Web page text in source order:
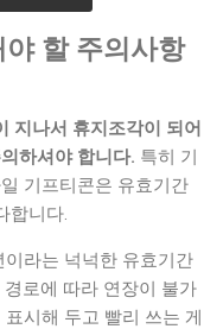
할 주의사항
지나서 휴지조각이 되어
하셔야 합니다. 특히 기
기프티콘은 유효기간
합니다.
라는 넉넉한 유효기간
로에 따라 연장이 불가
시해 두고 빨리 쓰는 게